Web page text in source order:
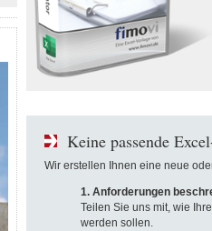
Keine passende
Wir erstellen Ihnen eine neue
1. Anforderungen
Teilen Sie uns mit, wie
werden sollen.